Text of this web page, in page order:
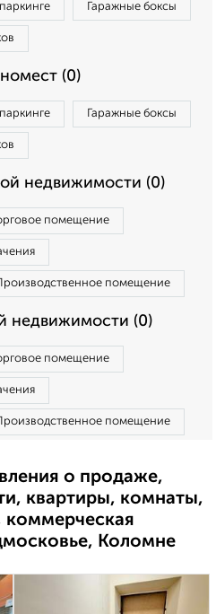
Гаражные боксы
(0)
Гаражные боксы
недвижимости (0)
помещение
помещение
недвижимости (0)
помещение
помещение
о продаже,
квартиры, комнаты,
Коломне